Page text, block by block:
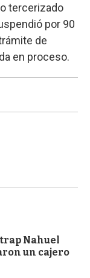
tercerizado
por 90
de
en proceso.
Nahuel
un cajero